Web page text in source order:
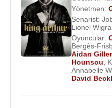
veRudy(10 eylül 2002)
Bir süre boyunca
oyuncularından oluşan
çift, altı yılın ardından29
Frost’un iddialarına
davranışları,
Yönetmen:
Senarist:
Lionel
Oyuncular:
Bergès-
Aidan
Hounsou
Annabelle
David